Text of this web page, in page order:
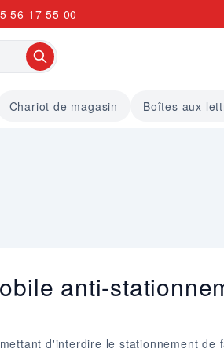
56 17 55 00
Chariot de magasin Boîtes aux
anti-
d'interdire le stationnement de